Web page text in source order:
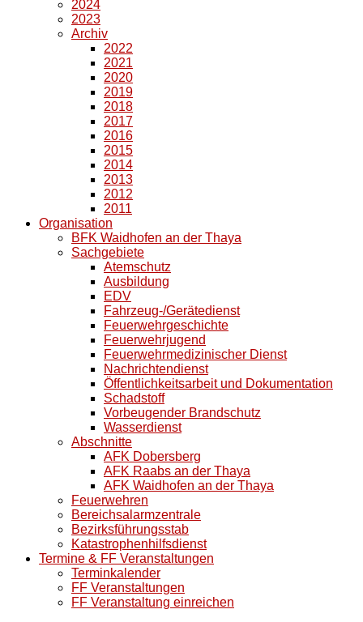
2024
2023
Archiv
2022
2021
2020
2019
2018
2017
2016
2015
2014
2013
2012
2011
Organisation
BFK Waidhofen an der Thaya
Sachgebiete
Atemschutz
Ausbildung
EDV
Fahrzeug-/Gerätedienst
Feuerwehrgeschichte
Feuerwehrjugend
Feuerwehrmedizinischer Dienst
Nachrichtendienst
Öffentlichkeitsarbeit und Dokumentation
Schadstoff
Vorbeugender Brandschutz
Wasserdienst
Abschnitte
AFK Dobersberg
AFK Raabs an der Thaya
AFK Waidhofen an der Thaya
Feuerwehren
Bereichsalarmzentrale
Bezirksführungsstab
Katastrophenhilfsdienst
Termine & FF Veranstaltungen
Terminkalender
FF Veranstaltungen
FF Veranstaltung einreichen